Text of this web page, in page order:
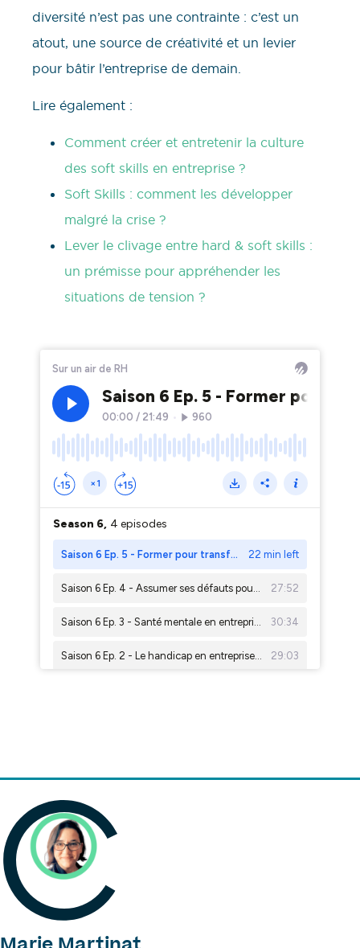
diversité n’est pas une contrainte : c’est un
atout, une source de créativité et un levier
pour bâtir l’entreprise de demain.
Lire également :
Comment créer et entretenir la culture
des soft skills en entreprise ?
Soft Skills : comment les développer
malgré la crise ?
Lever le clivage entre hard & soft skills :
un prémisse pour appréhender les
situations de tension ?